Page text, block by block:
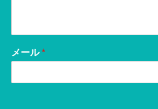
メール*